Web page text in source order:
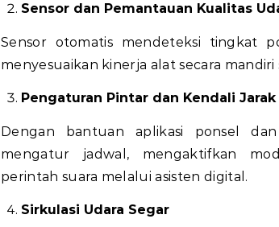
Sensor dan Pemantauan Kualitas
Sensor otomatis mendeteksi tingkat
menyesuaikan kinerja alat secara mandiri
Pengaturan Pintar dan Kendali Jarak
Dengan bantuan aplikasi ponsel
mengatur jadwal, mengaktifkan
perintah suara melalui asisten digital.
Sirkulasi Udara Segar